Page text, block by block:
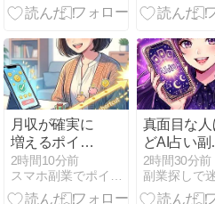
基本
月収が確実に
増えるポイ活
で効率よく稼
ぐ方法
2時間10分前
スマホ副業でポイ活を始めるなら、遠回りしない最短ルート公開
真面目な人
どAI占い副
で失敗する
本原因とレ
ドオーシャ
2時間30分前